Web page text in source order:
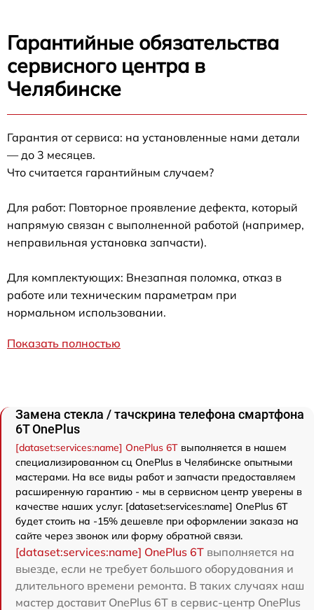
Гарантийные обязательства
сервисного центра в
Челябинске
Гарантия от сервиса: на установленные нами детали
— до 3 месяцев.
Что считается гарантийным случаем?
Для работ: Повторное проявление дефекта, который
напрямую связан с выполненной работой (например,
неправильная установка запчасти).
Для комплектующих: Внезапная поломка, отказ в
работе или техническим параметрам при
нормальном использовании.
Показать полностью
Замена стекла / тачскрина телефона смартфона
6T OnePlus
[dataset:services:name] OnePlus 6T выполняется в нашем
специализированном сц OnePlus в Челябинске опытными
мастерами. На все виды работ и запчасти предоставляем
расширенную гарантию - мы в сервисном центр уверены в
качестве наших услуг. [dataset:services:name] OnePlus 6T
будет стоить на -15% дешевле при оформлении заказа на
сайте через звонок или форму обратной связи.
[dataset:services:name] OnePlus 6T выполняется на
выезде, если не требует большого оборудования и
длительного времени ремонта. В таких случаях наш
мастер доставит OnePlus 6T в сервис-центр OnePlus